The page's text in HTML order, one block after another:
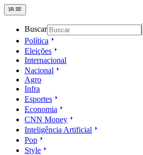
Buscar
Política
Eleições
Internacional
Nacional
Agro
Infra
Esportes
Economia
CNN Money
Inteligência Artificial
Pop
Style